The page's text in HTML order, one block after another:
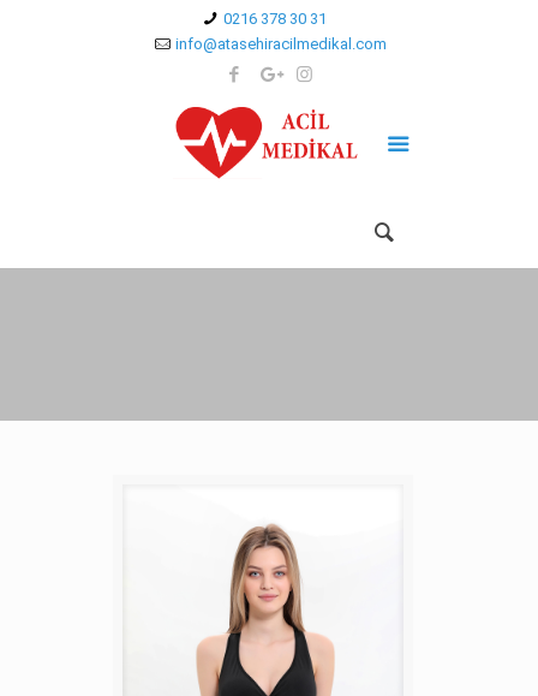
0216 378 30 31
info@atasehiracilmedikal.com